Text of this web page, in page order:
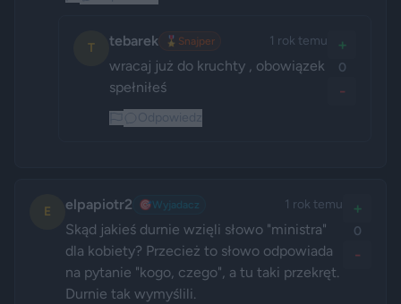
T tebarek 🎖️ Snajper 1 rok temu
wracaj już do kruchty , obowiązek
spełniłeś
+
0
-
E elpapiotr2 🎯Wyjadacz 1 rok temu
Skąd jakieś durnie wzięli słowo "ministra"
dla kobiety? Przecież to słowo odpowiada
na pytanie "kogo, czego", a tu taki przekręt.
Durnie tak wymyślili.
+
0
-